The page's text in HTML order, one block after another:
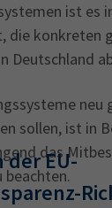
ist es
die konkreten
Deutschland
neu
sollen, ist in
das
beachten.
der EU-